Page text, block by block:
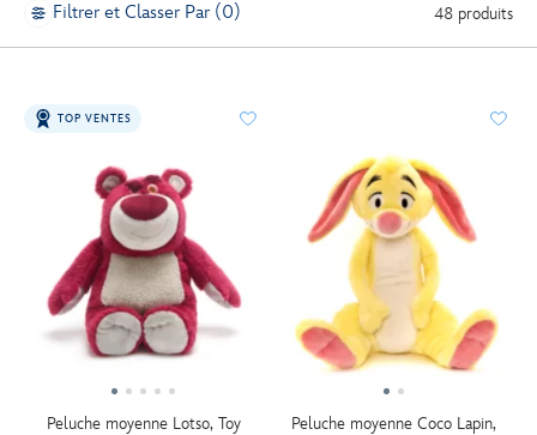
Filtrer et Classer Par (0) 48 produits
TOP VENTES
Peluche moyenne Lotso, Toy
Peluche moyenne Coco Lapin,